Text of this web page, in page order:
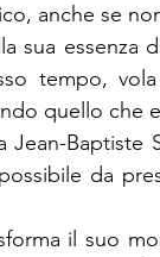
anche se
sua essenza
tempo,
quello che
Baptiste
da
il suo